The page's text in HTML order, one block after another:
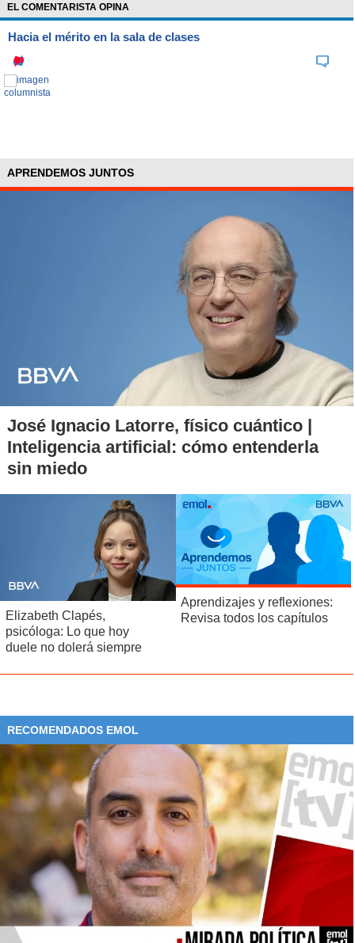
EL COMENTARISTA OPINA
Hacia el mérito en la sala de clases
APRENDEMOS JUNTOS
José Ignacio Latorre, físico cuántico |
Inteligencia artificial: cómo entenderla
sin miedo
Elizabeth Clapés,
psicóloga: Lo que hoy
duele no dolerá siempre
Aprendizajes y reflexiones:
Revisa todos los capítulos
RECOMENDADOS EMOL